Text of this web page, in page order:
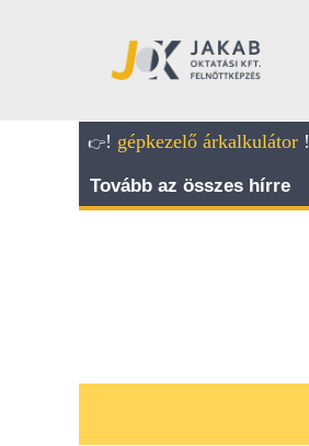
👉! gépkezelő árkalkulátor !
Tovább az összes hírre